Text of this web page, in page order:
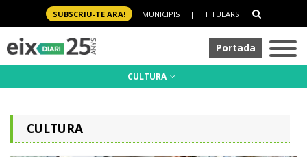
SUBSCRIU-TE ARA! MUNICIPIS | TITULARS
Portada
CULTURA
CULTURA